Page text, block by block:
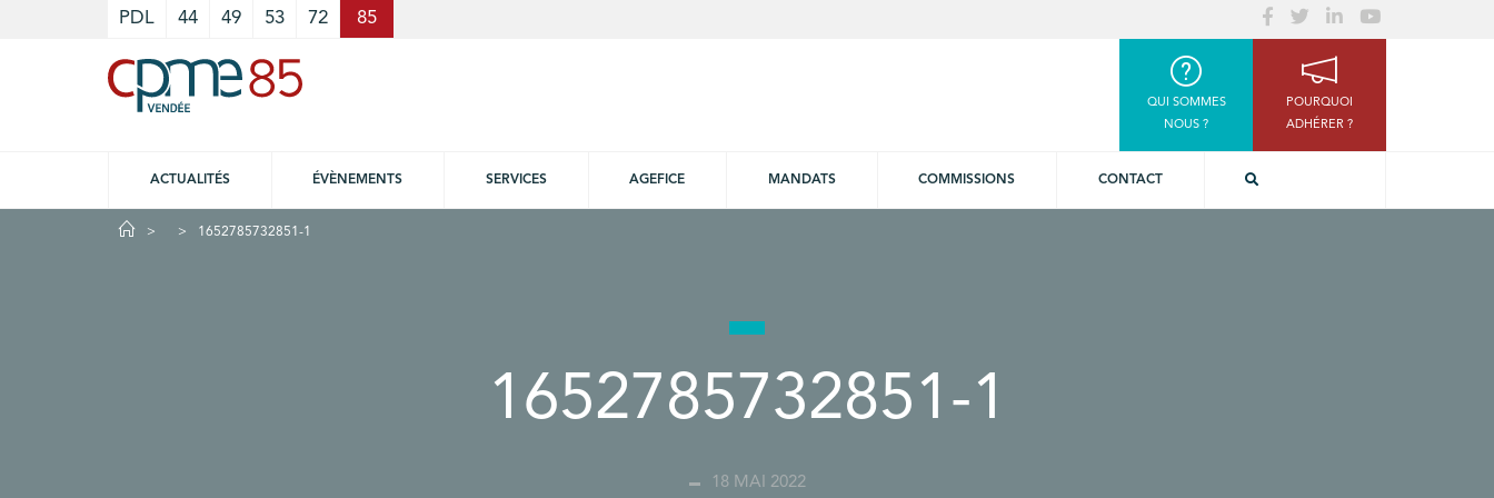
PDL 44 49 53 72 85
QUI SOMMES
NOUS ?
POURQUOI
ADHÉRER ?
ACTUALITÉS ÉVÈNEMENTS SERVICES AGEFICE MANDATS COMMISSIONS CONTACT
1652785732851-1
1652785732851-1
18 MAI 2022
Cookies management panel